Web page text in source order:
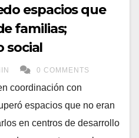
espacios que
familias;
social
0 COMMENTS
coordinación con
espacios que no eran
en centros de desarrollo